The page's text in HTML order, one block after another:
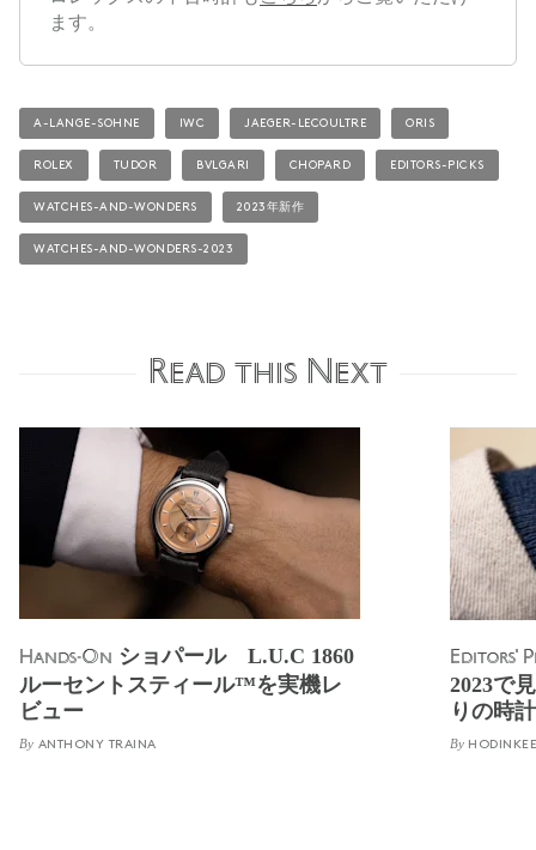
ます。
A-LANGE-SOHNE IWC JAEGER-LECOULTRE ORIS
ROLEX TUDOR BVLGARI CHOPARD EDITORS-PICKS
WATCHES-AND-WONDERS 2023年新作
WATCHES-AND-WONDERS-2023
Read this Next
Hands-On ショパール L.U.C 1860
ルーセントスティール™を実機レ
ビュー
By ANTHONY TRAINA
Editors'
2023で
りの時
ByHODINKEE